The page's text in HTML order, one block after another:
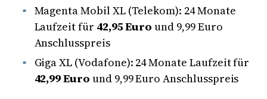
Magenta Mobil XL (Telekom): 24 Monate
Laufzeit für 42,95 Euro und 9,99 Euro
Anschlusspreis
Giga XL (Vodafone): 24 Monate Laufzeit für
42,99 Euro und 9,99 Euro Anschlusspreis